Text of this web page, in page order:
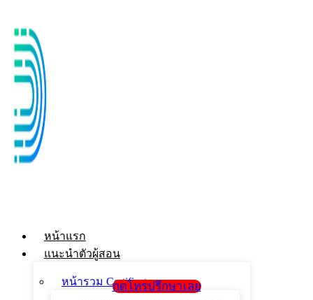
หน้าแรก
แนะนำตัวผู้สอน
หน้ารวม Certificateกดโทรปรึกษาเลย